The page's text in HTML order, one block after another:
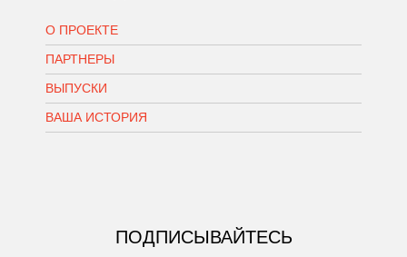
О ПРОЕКТЕ
ПАРТНЕРЫ
ВЫПУСКИ
ВАША ИСТОРИЯ
ПОДПИСЫВАЙТЕСЬ